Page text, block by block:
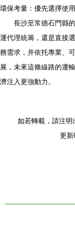
環保考量：優先選擇使
長沙至常德石門縣
運代理統籌，還是直接
務需求，并依托專業、
展，未來這條線路的運
濟注入更強動力。
如若轉載，請注
更